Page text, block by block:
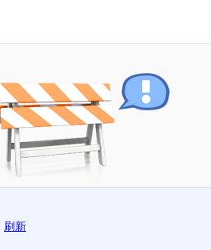
刷新